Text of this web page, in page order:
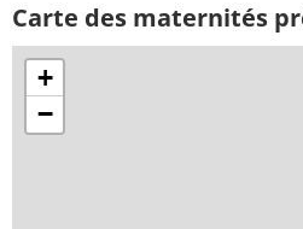
Carte des maternités
+
−